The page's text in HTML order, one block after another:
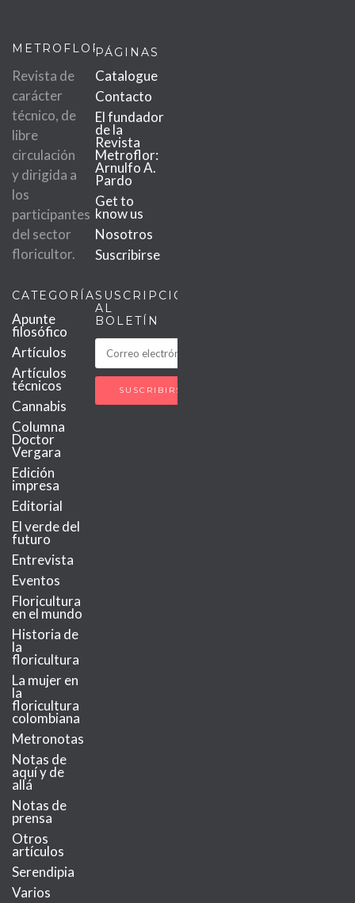
METROFLOR
Revista de
carácter
técnico, de
libre
circulación
y dirigida a
los
participantes
del sector
floricultor.
PÁGINAS
Catalogue
Contacto
El fundador
de la
Revista
Metroflor:
Arnulfo A.
Pardo
Get to
know us
Nosotros
Suscribirse
CATEGORÍAS
Apunte
filosófico
Artículos
Artículos
técnicos
Cannabis
Columna
Doctor
Vergara
Edición
impresa
Editorial
El verde del
futuro
Entrevista
Eventos
Floricultura
en el mundo
Historia de
la
floricultura
La mujer en
la
floricultura
colombiana
Metronotas
Notas de
aquí y de
allá
Notas de
prensa
Otros
artículos
Serendipia
Varios
SUSCRIPCIÓN
AL
BOLETÍN